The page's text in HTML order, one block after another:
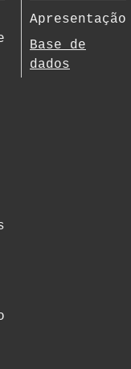
Apresentação
Base de
dados